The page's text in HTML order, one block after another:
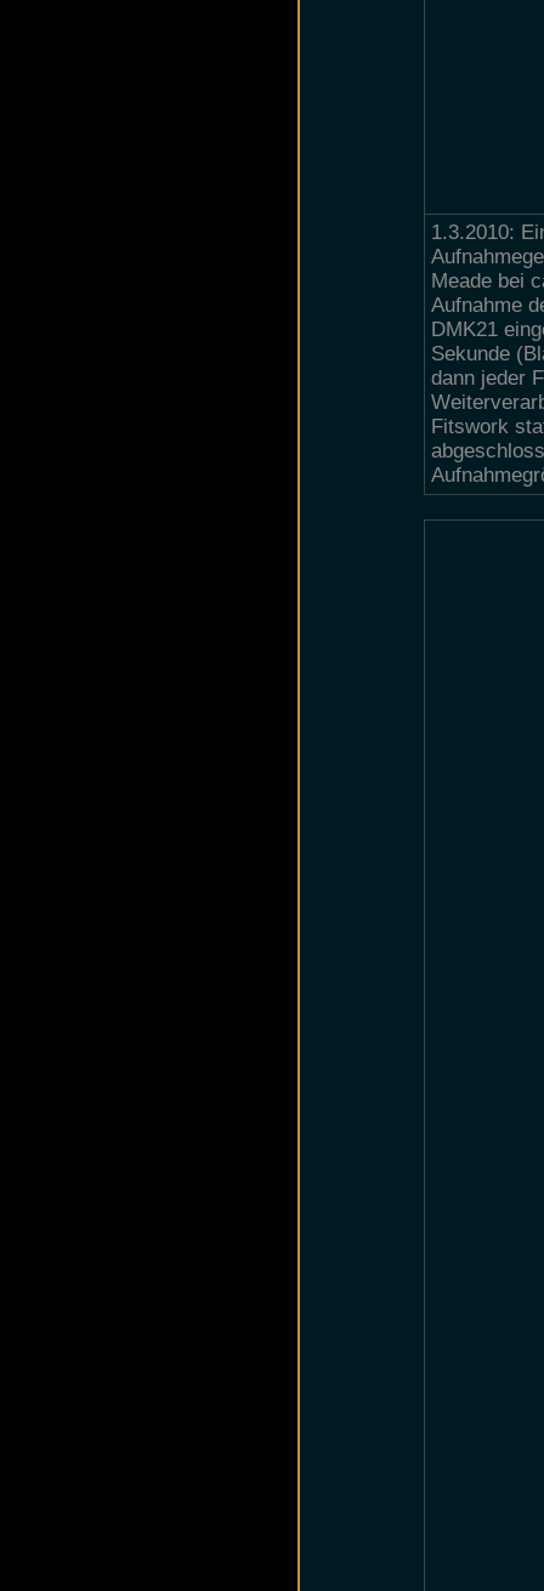
1.3.2010:
Meade bei
Aufnahme
DMK21
Sekunde
dann jeder
Fitswork